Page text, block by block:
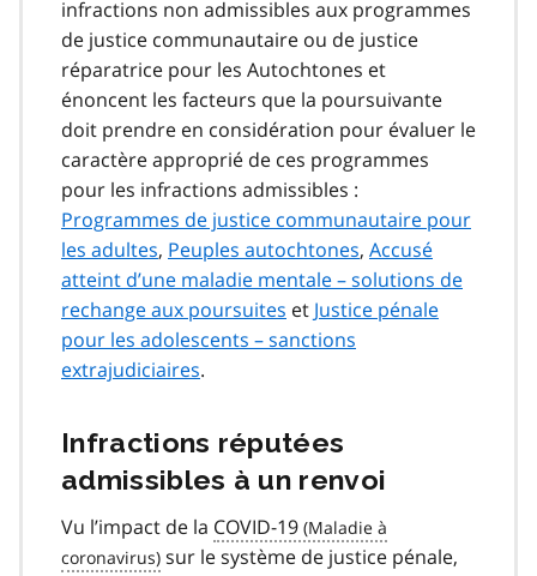
infractions non admissibles aux programmes
de justice communautaire ou de justice
réparatrice pour les Autochtones et
énoncent les facteurs que la poursuivante
doit prendre en considération pour évaluer le
caractère approprié de ces programmes
pour les infractions admissibles :
Programmes de justice communautaire pour
les adultes, Peuples autochtones, Accusé
atteint d’une maladie mentale – solutions de
rechange aux poursuites et Justice pénale
pour les adolescents – sanctions
extrajudiciaires.
Infractions réputées
admissibles à un renvoi
Vu l’impact de la COVID-19
covid
sur le système de justice pénale,